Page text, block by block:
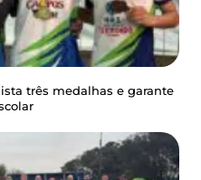
três medalhas e garante